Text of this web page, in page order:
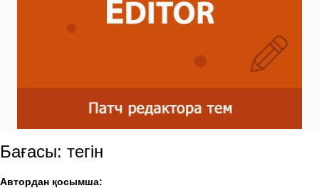
Бағасы: тегін
Автордан қосымша: